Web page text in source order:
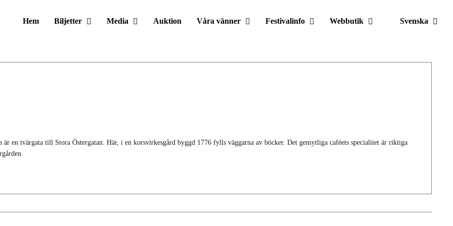
Hem Biljetter Media Auktion Våra vänner Festivalinfo Webbutik Svenska
en tvärgata till Stora Östergatan. Här, i en korsvirkesgård byggd 1776 fylls väggarna av böcker. Det gemytliga caféets specialitet är riktiga